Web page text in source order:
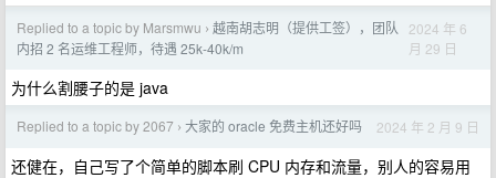
Replied to a topic by Marsmwu › 越南胡志明（提供工签），团队
内招 2 名运维工程师，待遇 25k-40k/m
2024 年 6
月 29 日
为什么割腰子的是 java
Replied to a topic by 2067 › 大家的 oracle 免费主机还好吗 2024 年 2 月 9 日
还健在，自己写了个简单的脚本刷 CPU 内存和流量，别人的容易用